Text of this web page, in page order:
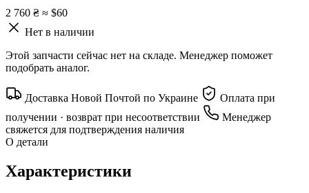
2 760 ₴ ≈ $60
Нет в наличии
Этой запчасти сейчас нет на складе. Менеджер поможет
подобрать аналог.
Доставка Новой Почтой по Украине
Оплата при
получении · возврат при несоответствии
Менеджер
свяжется для подтверждения наличия
О детали
Характеристики